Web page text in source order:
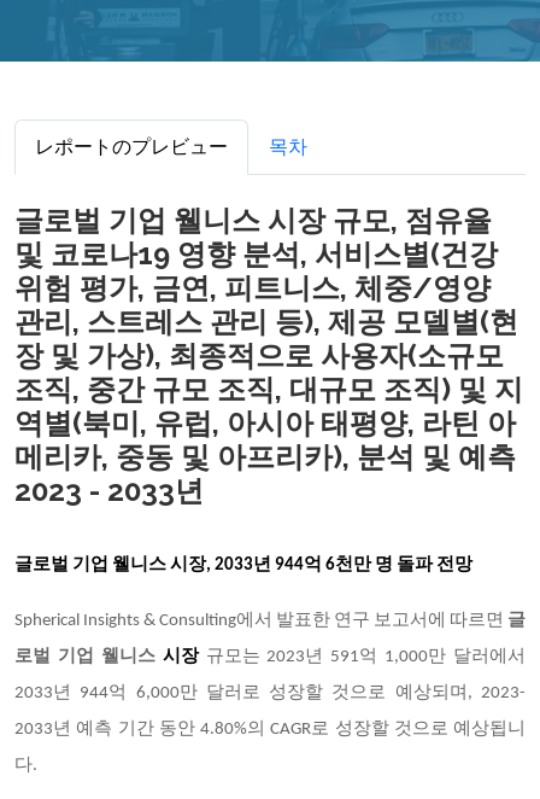
レポートのプレビュー 목차
글로벌 기업 웰니스 시장 규모, 점유율
및 코로나19 영향 분석, 서비스별(건강
위험 평가, 금연, 피트니스, 체중/영양
관리, 스트레스 관리 등), 제공 모델별(현
장 및 가상), 최종적으로 사용자(소규모
조직, 중간 규모 조직, 대규모 조직) 및 지
역별(북미, 유럽, 아시아 태평양, 라틴 아
메리카, 중동 및 아프리카), 분석 및 예측
2023 - 2033년
글로벌 기업 웰니스 시장, 2033년 944억 6천만 명 돌파 전망
Spherical Insights & Consulting에서 발표한 연구 보고서에 따르면 글
로벌 기업 웰니스시장 규모는 2023년 591억 1,000만 달러에서
2033년 944억 6,000만 달러로 성장할 것으로 예상되며, 2023-
2033년 예측 기간 동안 4.80%의 CAGR로 성장할 것으로 예상됩니
다.